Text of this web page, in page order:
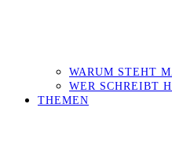
WARUM STEHT
WER SCHREIBT
THEMEN